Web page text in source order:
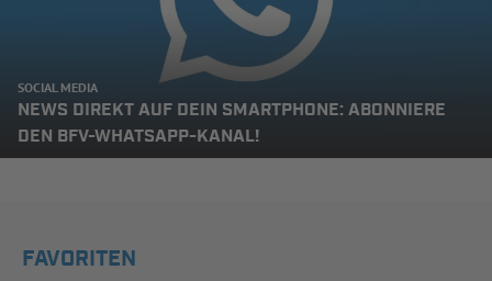
SOCIAL MEDIA
NEWS DIREKT AUF DEIN SMARTPHONE: ABONNIERE
DEN BFV-WHATSAPP-KANAL!
FAVORITEN